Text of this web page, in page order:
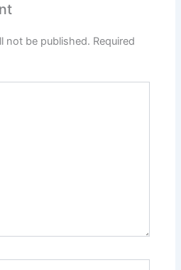
not be published. Required